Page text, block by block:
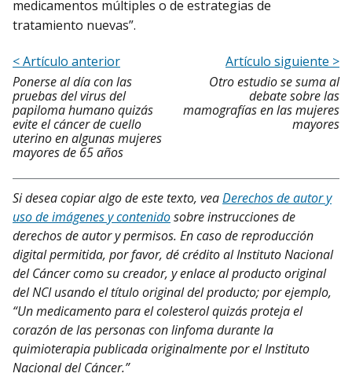
medicamentos múltiples o de estrategias de
tratamiento nuevas”.
< Artículo anterior
Ponerse al día con las
pruebas del virus del
papiloma humano quizás
evite el cáncer de cuello
uterino en algunas mujeres
mayores de 65 años
Artículo siguiente >
Otro estudio se suma al
debate sobre las
mamografías en las mujeres
mayores
Si desea copiar algo de este texto, veaDerechos de autor y
uso de imágenes y contenidosobre instrucciones de
derechos de autor y permisos. En caso de reproducción
digital permitida, por favor, dé crédito al Instituto Nacional
del Cáncer como su creador, y enlace al producto original
del NCI usando el título original del producto; por ejemplo,
“Un medicamento para el colesterol quizás proteja el
corazón de las personas con linfoma durante la
quimioterapia publicada originalmente por el Instituto
Nacional del Cáncer.”